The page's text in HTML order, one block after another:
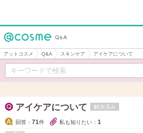
アットコスメ Q&A スキンケア アイケアについて
アイケアについて 解決済み
回答： 71件 私も知りたい： 1